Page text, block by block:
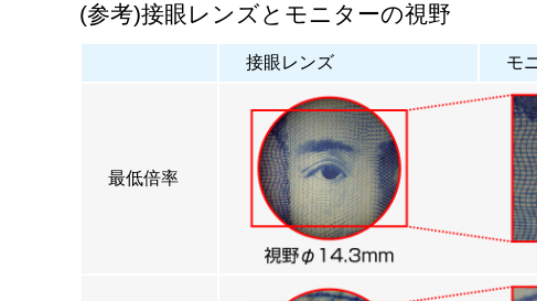
(参考)接眼レンズとモニターの視野
接眼レンズ モ
最低倍率